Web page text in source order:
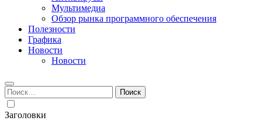
Мультимедиа
Обзор рынка программного обеспечения
Полезности
Графика
Новости
Новости
Найти:
Заголовки